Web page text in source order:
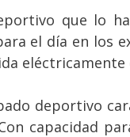
que lo
el día en los
deportivo
capacidad